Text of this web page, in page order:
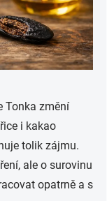
Tonka změní
i kakao
tolik zájmu.
ale o surovinu
opatrně a s